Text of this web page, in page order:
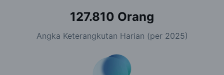
127.810 Orang
Angka Keterangkutan Harian (per 2025)